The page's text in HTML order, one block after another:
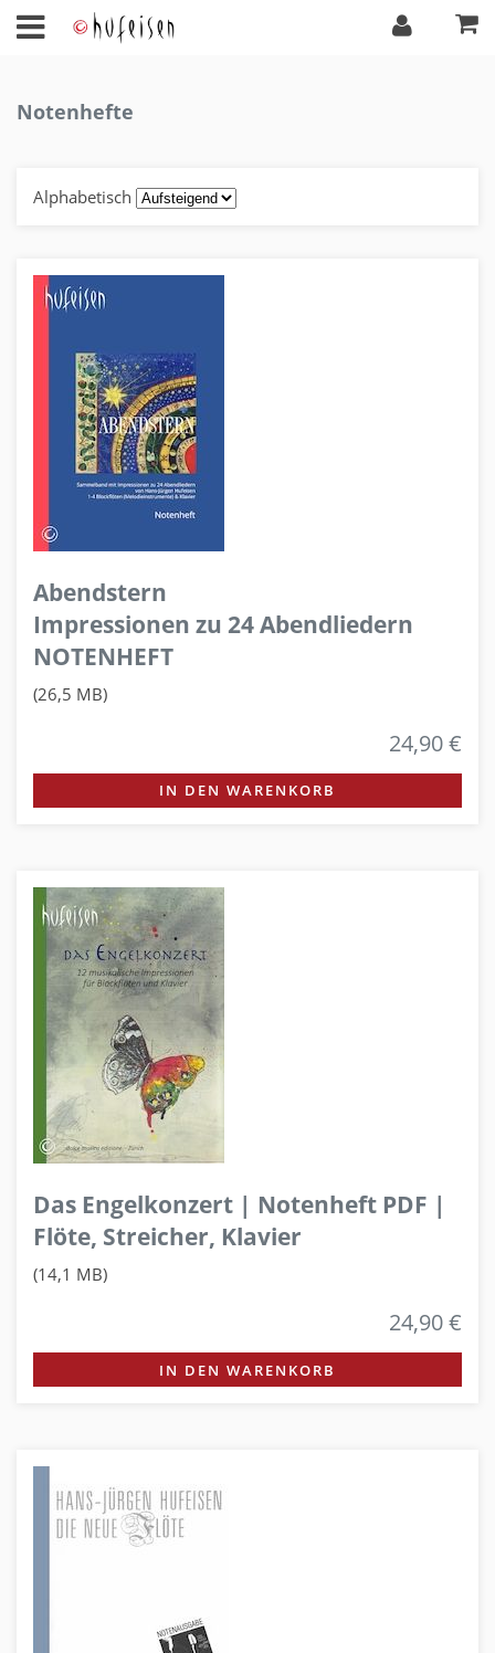
Notenhefte
Alphabetisch
Abendstern
Impressionen zu 24 Abendliedern
NOTENHEFT
(26,5 MB)
24,90 €
IN DEN WARENKORB
Das Engelkonzert | Notenheft PDF |
Flöte, Streicher, Klavier
(14,1 MB)
24,90 €
IN DEN WARENKORB